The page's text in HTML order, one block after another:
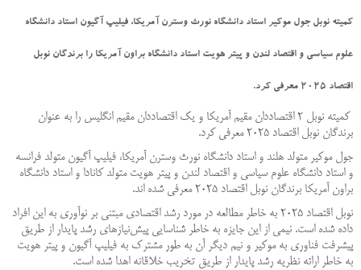
کمیته نوبل جول موکیر استاد دانشگاه نورث وسترن آمریکا، فیلیپ آگیون استاد دانشگاه
علوم سیاسی و اقتصاد لندن و پیتر هویت استاد دانشگاه براون آمریکا را برندگان نوبل
اقتصاد 2025 معرفی کرد.
کمیته نوبل 2 اقتصاددان مقیم آمریکا و یک اقتصاددان مقیم انگلیس را به عنوان
برندگان نوبل اقتصاد 2025 معرفی کرد.
جول موکیر متولد هلند و استاد دانشگاه نورث وسترن آمریکا، فیلیپ آگیون متولد فرانسه
و استاد دانشگاه علوم سیاسی و اقتصاد لندن و پیتر هویت متولد کانادا و استاد دانشگاه
براون آمریکا برندگان نوبل اقتصاد 2025 معرفی شده اند.
نوبل اقتصاد 2025 به خاطر مطالعه در مورد رشد اقتصادی مبتنی بر نوآوری به این افراد
داده شده است. نیمی از این جایزه به خاطر شناسایی پیش‌نیازهای رشد پایدار از طریق
پیشرفت فناوری به موکیر و نیم دیگر آن به طور مشترک به فیلیپ آگیون و پیتر هویت
به خاطر ارائه نظریه رشد پایدار از طریق تخریب خلاقانه اهدا شده است.